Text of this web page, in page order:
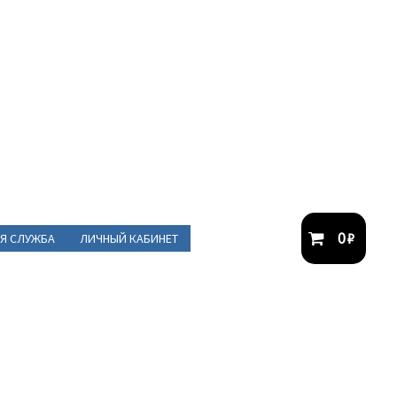
СЛУЖБА ЛИЧНЫЙ КАБИНЕТ 0₽